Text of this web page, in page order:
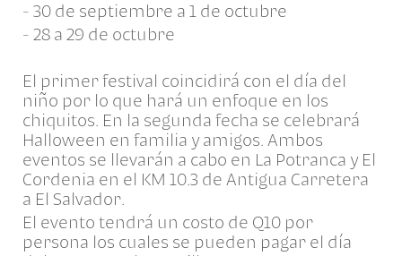
- 30 de septiembre a 1 de octubre
- 28 a 29 de octubre
El primer festival coincidirá con el día del
niño por lo que hará un enfoque en los
chiquitos. En la segunda fecha se celebrará
Halloween en familia y amigos. Ambos
eventos se llevarán a cabo en La Potranca y El
Cordenia en el KM 10.3 de Antigua Carretera
a El Salvador.
El evento tendrá un costo de Q10 por
persona los cuales se pueden pagar el día